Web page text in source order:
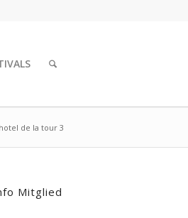
hotel de la tour 3
Mitglied